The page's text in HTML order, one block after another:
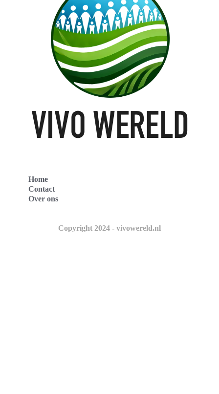
Home
Contact
Over ons
Copyright 2024 - vivowereld.nl